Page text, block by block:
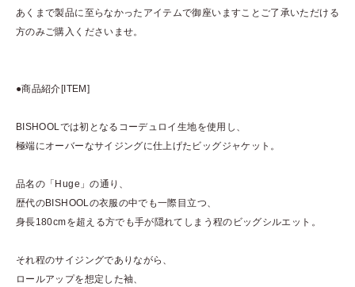
あくまで製品に至らなかったアイテムで御座いますことご了承いただける
方のみご購入くださいませ。
●商品紹介[ITEM]
BISHOOLでは初となるコーデュロイ生地を使用し、
極端にオーバーなサイジングに仕上げたビッグジャケット。
品名の「Huge」の通り、
歴代のBISHOOLの衣服の中でも一際目立つ、
身長180cmを超える方でも手が隠れてしまう程のビッグシルエット。
それ程のサイジングでありながら、
ロールアップを想定した袖、